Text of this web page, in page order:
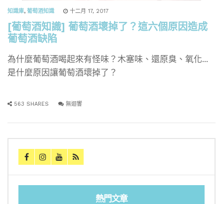
知識庫, 葡萄酒知識 十二月 17, 2017
[葡萄酒知識] 葡萄酒壞掉了？這六個原因造成
葡萄酒缺陷
為什麼葡萄酒喝起來有怪味？木塞味、還原臭、氧化...
是什麼原因讓葡萄酒壞掉了？
563 SHARES 無迴響
熱門文章